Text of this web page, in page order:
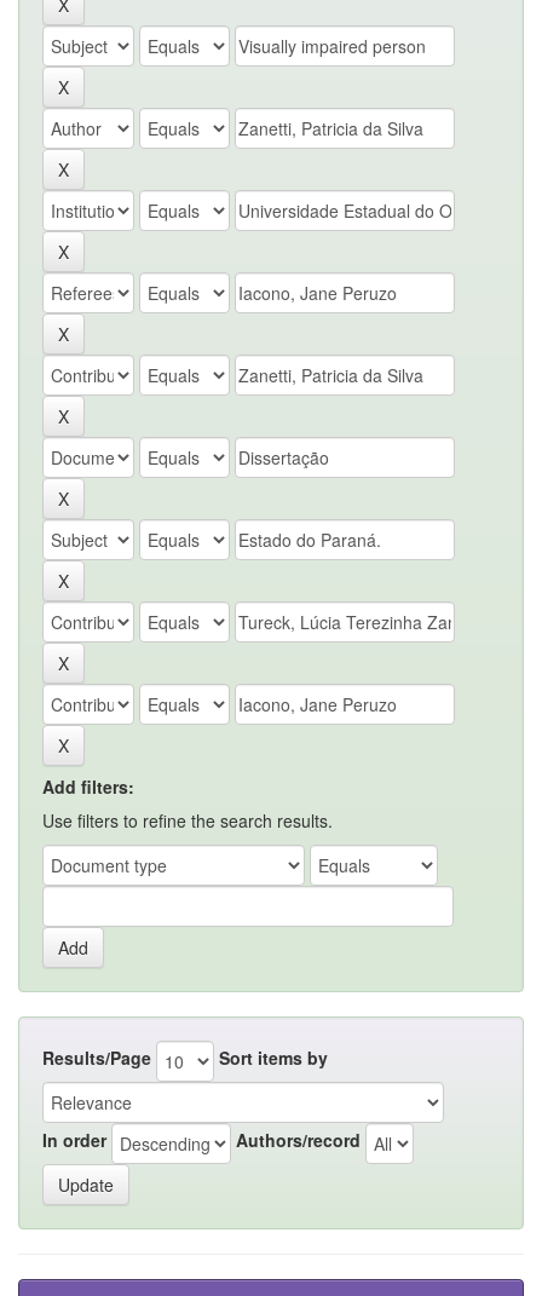
Add filters:
Use filters to refine the search results.
Results/Page Sort items by
In order Authors/record